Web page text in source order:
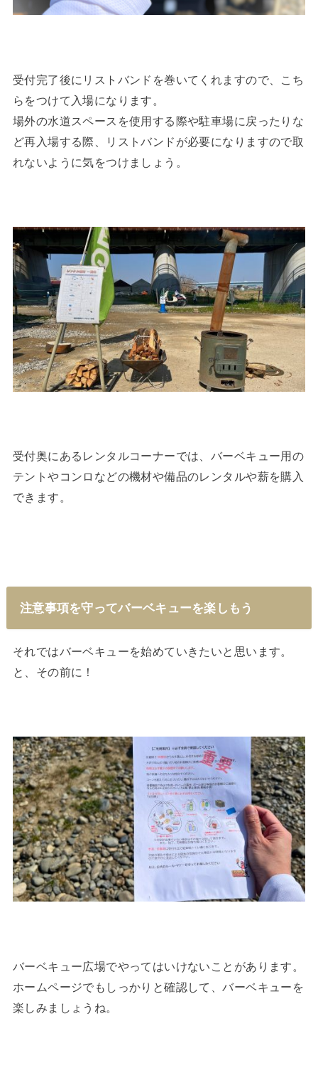
受付完了後にリストバンドを巻いてくれますので、こち
らをつけて入場になります。
場外の水道スペースを使用する際や駐車場に戻ったりな
ど再入場する際、リストバンドが必要になりますので取
れないように気をつけましょう。
受付奥にあるレンタルコーナーでは、バーベキュー用の
テントやコンロなどの機材や備品のレンタルや薪を購入
できます。
注意事項を守ってバーベキューを楽しもう
それではバーベキューを始めていきたいと思います。
と、その前に！
バーベキュー広場でやってはいけないことがあります。
ホームページでもしっかりと確認して、バーベキューを
楽しみましょうね。